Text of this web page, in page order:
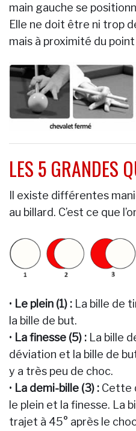
main gauche se
Elle ne doit être ni trop
mais à proximité du point
LES 5 GRANDES
Il existe différentes
au billard. C’est ce que
• Le plein (1) : La bille de
la bille de but.
• La finesse (5) : La bille
déviation et la bille de
y a très peu de choc.
• La demi-bille (3) : Cette
le plein et la finesse. La
trajet à 45° après le